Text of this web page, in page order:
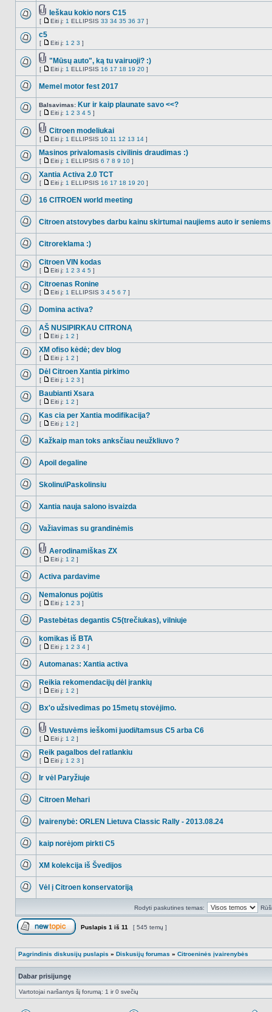
NO_UNREAD_POSTS
Tema
turi
Ieškau kokio nors C15
[
Eiti
Eiti į: 1 ELLIPSIS 33 34 35 36 37 ]
NO_UNREAD_POSTS
c5
[
Eiti
Eiti į: 1 2 3 ]
NO_UNREAD_POSTS
Tema
turi
failų
"Mūsų auto", ką tu vairuoji? :)
[
Eiti
Eiti į: 1 ELLIPSIS 16 17 18 19 20 ]
Memel motor fest 2017
NO_UNREAD_POSTS
Balsavimas: Kur ir kaip plaunate savo <<?
[
Eiti
Eiti į: 1 2 3 4 5 ]
NO_UNREAD_POSTS
Tema
turi
prikabintų
failų
Citroen modeliukai
[
Eiti
į
Eiti į: 1 ELLIPSIS 10 11 12 13 14 ]
NO_UNREAD_POSTS
Masinos privalomasis civilinis draudimas :)
[
Eiti
į
Eiti į: 1 ELLIPSIS 6 7 8 9 10 ]
NO_UNREAD_POSTS
Xantia Activa 2.0 TCT
[
Eiti
Eiti į: 1 ELLIPSIS 16 17 18 19 20 ]
16 CITROEN world meeting
Citroen atstovybes darbu kainu skirtumai naujiems auto ir seniems
Citroreklama :)
NO_UNREAD_POSTS
Citroen VIN kodas
[
Eiti
į
Eiti į: 1 2 3 4 5 ]
NO_UNREAD_POSTS
Citroenas Ronine
[
Eiti
Eiti į: 1 ELLIPSIS 3 4 5 6 7 ]
Domina activa?
NO_UNREAD_POSTS
AŠ NUSIPIRKAU CITRONĄ
[
Eiti
Eiti į: 1 2 ]
NO_UNREAD_POSTS
XM ofiso kėdė; dev blog
[
Eiti
Eiti į: 1 2 ]
NO_UNREAD_POSTS
Dėl Citroen Xantia pirkimo
[
Eiti
į
Eiti į: 1 2 3 ]
NO_UNREAD_POSTS
Baubianti Xsara
[
Eiti
į
Eiti į: 1 2 ]
NO_UNREAD_POSTS
Kas cia per Xantia modifikacija?
[
Eiti
į
Eiti į: 1 2 ]
Kažkaip man toks anksčiau neužkliuvo ?
Apoil degaline
Skolinu\Paskolinsiu
Xantia nauja salono isvaizda
Važiavimas su grandinėmis
NO_UNREAD_POSTS
Tema
turi
failų
Aerodinamiškas ZX
[
Eiti
Eiti į: 1 2 ]
Activa pardavime
NO_UNREAD_POSTS
Nemalonus pojūtis
[
Eiti
Eiti į: 1 2 3 ]
Pastebėtas degantis C5(trečiukas), vilniuje
NO_UNREAD_POSTS
komikas iš BTA
[
Eiti
Eiti į: 1 2 3 4 ]
Automanas: Xantia activa
NO_UNREAD_POSTS
Reikia rekomendacijų dėl įrankių
[
Eiti
Eiti į: 1 2 ]
Bx'o užsivedimas po 15metų stovėjimo.
NO_UNREAD_POSTS
Tema
turi
prikabintų
failų
Vestuvėms ieškomi juodi/tamsus C5 arba C6
[
Eiti
į
Eiti į: 1 2 ]
NO_UNREAD_POSTS
Reik pagalbos del ratlankiu
[
Eiti
Eiti į: 1 2 3 ]
Ir vėl Paryžiuje
Citroen Mehari
Įvairenybė: ORLEN Lietuva Classic Rally - 2013.08.24
kaip norėjom pirkti C5
XM kolekcija iš Švedijos
Vėl į Citroen konservatoriją
Rodyti paskutines temas:
Puslapis 1 iš 11 [ 545 temų ]
Pagrindinis diskusijų puslapis » Diskusijų forumas » Citroeninės įvairenybės
Dabar prisijungę
Vartotojai naršantys šį forumą: 1 ir 0 svečių